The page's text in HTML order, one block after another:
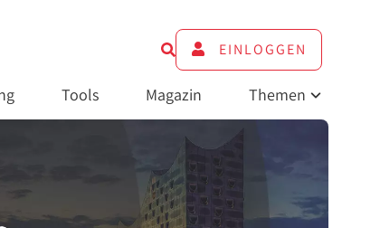
EINLOGGEN
Tools Magazin Themen